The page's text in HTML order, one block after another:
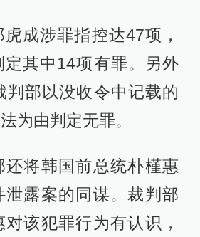
成涉罪指控达47项，
其中14项有罪。另外
判部以没收令中记载的
为由判定无罪。
还将韩国前总统朴槿惠
泄露案的同谋。裁判部
该犯罪行为有认识，